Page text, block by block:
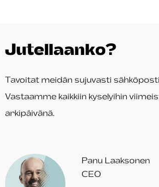
Jutellaanko?
Tavoitat meidän sujuvasti
Vastaamme kaikkiin kyselyihin
arkipäivänä.
Panu Laaksonen
CEO